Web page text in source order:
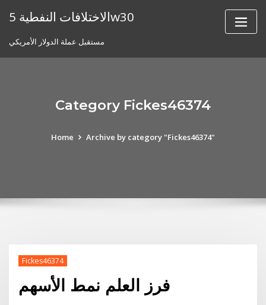
الاختلافات النفطية 5w30
مستقبل عملة الدولار الأمريكي
Category Fickes46374
Home Archive by category "Fickes46374"
Fickes46374
فرز العلم نمط الأسهم